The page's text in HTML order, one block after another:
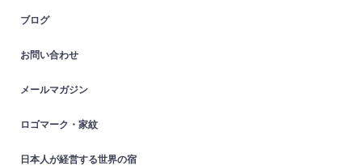
ブログ
お問い合わせ
メールマガジン
ロゴマーク・家紋
日本人が経営する世界の宿